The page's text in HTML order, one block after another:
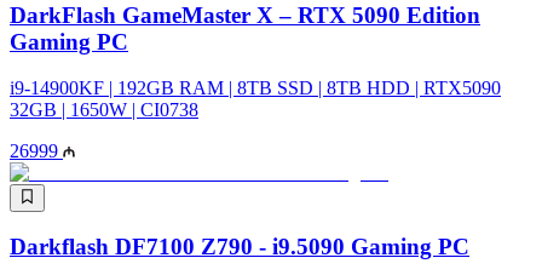
DarkFlash GameMaster X – RTX 5090 Edition
Gaming PC
i9-14900KF | 192GB RAM | 8TB SSD | 8TB HDD | RTX5090
32GB | 1650W | CI0738
26999
Darkflash DF7100 Z790 - i9.5090 Gaming PC